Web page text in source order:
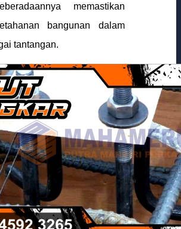
memastikan
bangunan dalam
tantangan.